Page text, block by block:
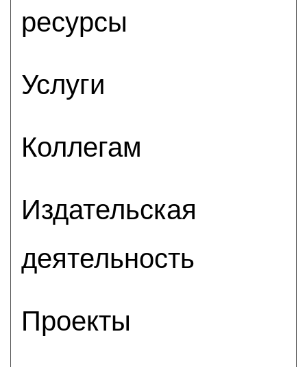
ресурсы
Услуги
Коллегам
Издательская
деятельность
Проекты